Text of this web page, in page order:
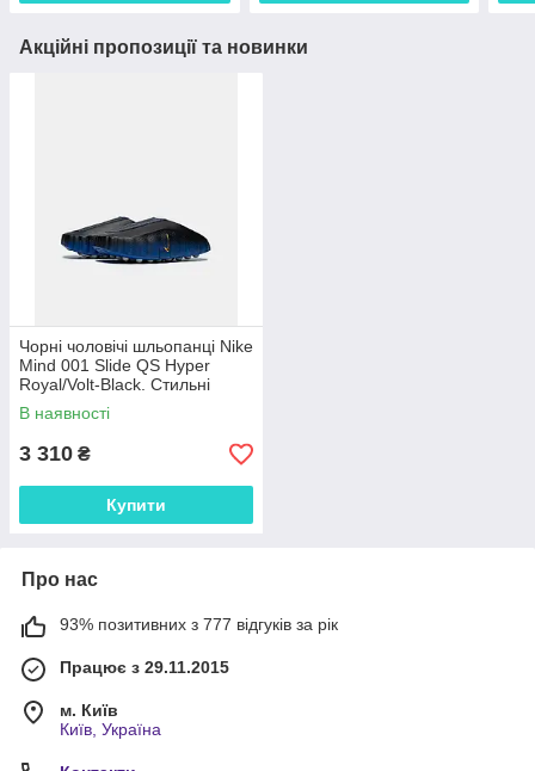
Акційні пропозиції та новинки
Чорні чоловічі шльопанці Nike
Mind 001 Slide QS Hyper
Royal/Volt-Black. Стильні
шльопки чоловічі Найк.
МАЛОМІРКИ!
В наявності
3 310 ₴
Купити
Про нас
93% позитивних з 777 відгуків за рік
Працює з 29.11.2015
м. Київ
Київ, Україна